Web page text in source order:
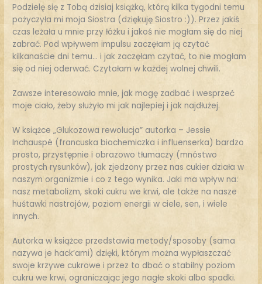
Podzielę się z Tobą dzisiaj książką, którą kilka tygodni temu
pożyczyła mi moja Siostra (dziękuję Siostro :)). Przez jakiś
czas leżała u mnie przy łóżku i jakoś nie mogłam się do niej
zabrać. Pod wpływem impulsu zaczęłam ją czytać
kilkanaście dni temu… i jak zaczęłam czytać, to nie mogłam
się od niej oderwać. Czytałam w każdej wolnej chwili.
Zawsze interesowało mnie, jak mogę zadbać i wesprzeć
moje ciało, żeby służyło mi jak najlepiej i jak najdłużej.
W książce „Glukozowa rewolucja” autorka – Jessie
Inchauspé (francuska biochemiczka i influenserka) bardzo
prosto, przystępnie i obrazowo tłumaczy (mnóstwo
prostych rysunków), jak zjedzony przez nas cukier działa w
naszym organizmie i co z tego wynika. Jaki ma wpływ na:
nasz metabolizm, skoki cukru we krwi, ale także na nasze
huśtawki nastrojów, poziom energii w ciele, sen, i wiele
innych.
Autorka w książce przedstawia metody/sposoby (sama
nazywa je hack’ami) dzięki, którym można wypłaszczać
swoje krzywe cukrowe i przez to dbać o stabilny poziom
cukru we krwi, ograniczając jego nagłe skoki albo spadki.